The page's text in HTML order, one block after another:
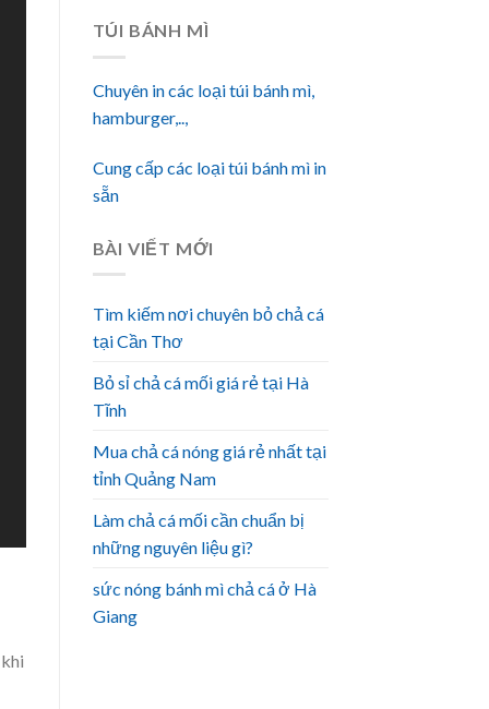
TÚI BÁNH MÌ
Chuyên in các loại túi bánh mì,
hamburger,..,
Cung cấp các loại túi bánh mì in
sẵn
BÀI VIẾT MỚI
Tìm kiếm nơi chuyên bỏ chả cá
tại Cần Thơ
Bỏ sỉ chả cá mối giá rẻ tại Hà
Tĩnh
Mua chả cá nóng giá rẻ nhất tại
tỉnh Quảng Nam
Làm chả cá mối cần chuẩn bị
những nguyên liệu gì?
sức nóng bánh mì chả cá ở Hà
Giang